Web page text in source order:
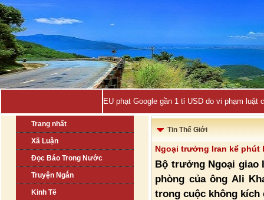
EU phạt Google gần 1 tỉ USD do vi phạm luật
Trang nhất
Xã Luận
Đọc Báo Trong Nước
Truyện Ngắn
Kinh Tế
Tin Thế Giới
Ngoại trưởng Iran kể phút
Bộ trưởng Ngoại giao
phòng của ông Ali
trong cuộc không kích